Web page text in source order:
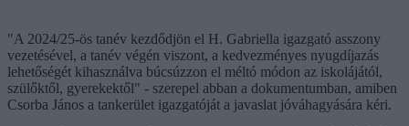
"A 2024/25-ös tanév kezdődjön el H. Gabriella igazgató asszony
vezetésével, a tanév végén viszont, a kedvezményes nyugdíjazás
lehetőségét kihasználva búcsúzzon el méltó módon az iskolájától,
szülőktől, gyerekektől" - szerepel abban a dokumentumban, amiben
Csorba János a tankerület igazgatóját a javaslat jóváhagyására kéri.